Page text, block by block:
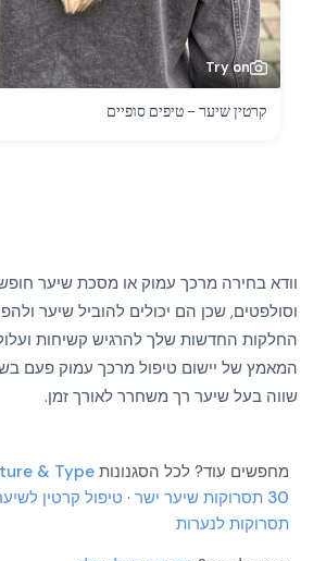
Try on
קרטין שיער – טיפים סופיים
וודא בחירה מרכך עמוק או מסכת שיער
וסולפטים, שכן הם יכולים להוביל שיער
החלקות החדשות שלך להרגיש קשיחות
המאמץ של יישום טיפול מרכך עמוק פעם
שווה בעל שיער רך משחרר לאורך זמן.
מחפשים עוד? לכל הסגנונות & Type
30 תסרוקות שיער ישר
· טיפול קרטין
תסרוקות לנערות